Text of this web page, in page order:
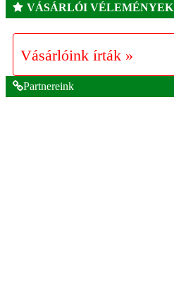
VÁSÁRLÓI VÉLEMÉNYEK
Vásárlóink írták »
Partnereink